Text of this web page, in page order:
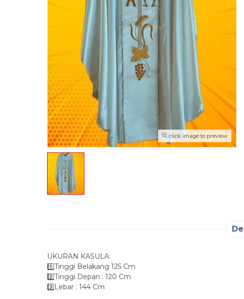
click image to preview
UKURAN KASULA:
1️⃣Tinggi Belakang 125 Cm
2️⃣Tinggi Depan : 120 Cm
3️⃣Lebar : 144 Cm